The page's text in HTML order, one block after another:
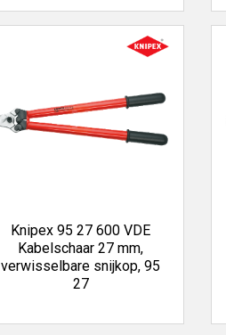
Knipex 95 27 600 VDE
Kabelschaar 27 mm,
verwisselbare snijkop, 95
27